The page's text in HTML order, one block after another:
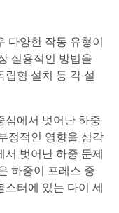
다양한 작동 유형이
실용적인 방법을
립형 설치 등 각 설
심에서 벗어난 하중
정적인 영향을 심각
벗어난 하중 문제
하중이 프레스 중
스터에 있는 다이 세